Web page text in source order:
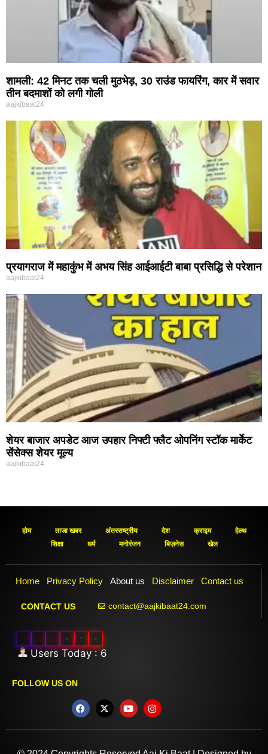
शामली: 42 मिनट तक चली मुठभेड़, 30 राउंड फायरिंग, कार में सवार
तीन बदमाशों को लगी गोली
aajkibaat24
प्रयागराज में महाकुंभ में अभय सिंह आईआईटी बाबा प्रसिद्धि से परेशान
aajkibaat24
शेयर बाजार अपडेट आज उपहार निफ्टी फ्लैट ओपनिंग स्टॉक मार्केट
सेंसेक्स शेयर मूल्य
aajkibaat24
होम ताजा खबर अंतरराष्ट्रीय देश क्राइम
हेल्थ
शिक्षा
धर्म मनोरंजन बिज़नेस खेल
Home Privacy Policy About us Disclaimer Contact us
CONTACT US contact@aajkibaat24.com
0 0 1 4 7 4
Users Today : 6
FOLLOW US ON